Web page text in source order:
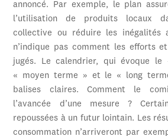
annoncé. Par exemple, le plan
l’utilisation de produits locaux
collective ou réduire les inégalités
n’indique pas comment les efforts
jugés. Le calendrier, qui évoque
« moyen terme » et le « long
balises claires. Comment le
l’avancée d’une mesure ?
repoussées à un futur lointain. Les
consommation n’arriveront par